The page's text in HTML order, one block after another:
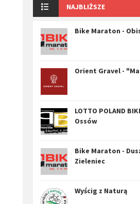
NAJBLIŻSZE
Bike Maraton -
Orient Gravel -
LOTTO POLAND
Ossów
Bike Maraton -
Zieleniec
Wyścig z Naturą